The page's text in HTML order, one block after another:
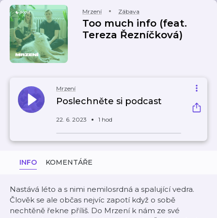
Mrzení Zábava
Too much info (feat.
Tereza Řezníčková)
Mrzení
Poslechněte si podcast
22. 6. 2023 1 hod
INFO KOMENTÁŘE
Nastává léto a s nimi nemilosrdná a spalující vedra.
Člověk se ale občas nejvíc zapotí když o sobě
nechtěně řekne příliš. Do Mrzení k nám ze své